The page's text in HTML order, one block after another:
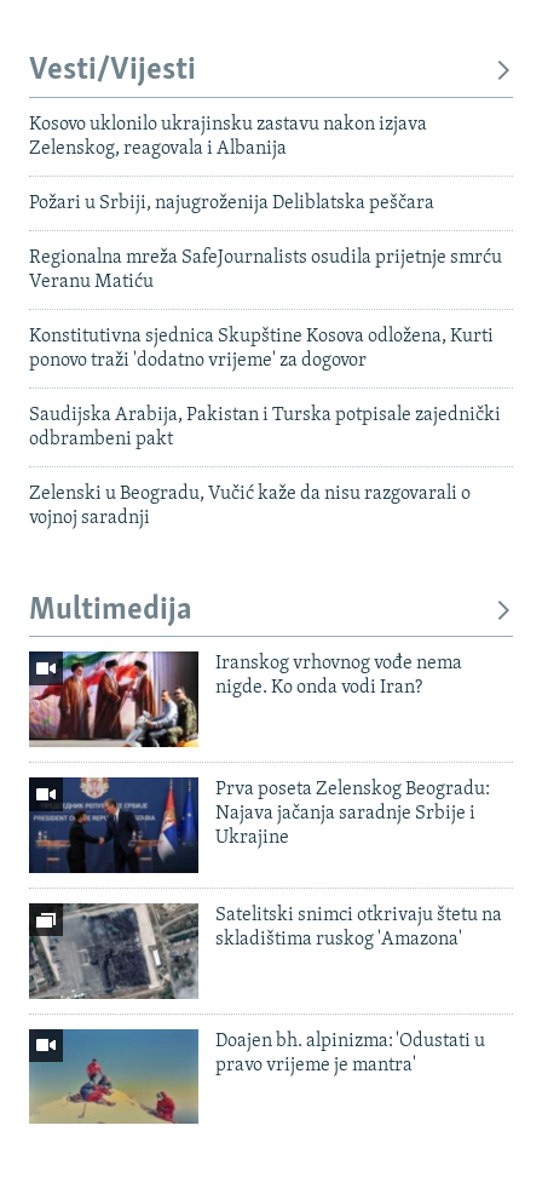
Vesti/Vijesti
Kosovo uklonilo ukrajinsku zastavu nakon izjava
Zelenskog, reagovala i Albanija
Požari u Srbiji, najugroženija Deliblatska peščara
Regionalna mreža SafeJournalists osudila prijetnje smrću
Veranu Matiću
Konstitutivna sjednica Skupštine Kosova odložena, Kurti
ponovo traži 'dodatno vrijeme' za dogovor
Saudijska Arabija, Pakistan i Turska potpisale zajednički
odbrambeni pakt
Zelenski u Beogradu, Vučić kaže da nisu razgovarali o
vojnoj saradnji
Multimedija
Iranskog vrhovnog vođe nema
nigde. Ko onda vodi Iran?
Prva poseta Zelenskog Beogradu:
Najava jačanja saradnje Srbije i
Ukrajine
Satelitski snimci otkrivaju štetu na
skladištima ruskog 'Amazona'
Doajen bh. alpinizma: 'Odustati u
pravo vrijeme je mantra'